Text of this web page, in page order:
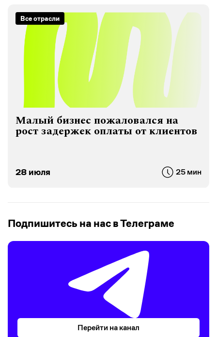
Все отрасли
Малый бизнес пожаловался на
рост задержек оплаты от клиентов
28 июля 25 мин
Подпишитесь на нас в Телеграме
Перейти на канал